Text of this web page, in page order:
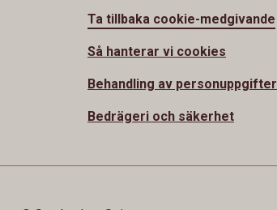
Ta tillbaka cookie-medgivande
Så hanterar vi cookies
Behandling av personuppgifter
Bedrägeri och säkerhet